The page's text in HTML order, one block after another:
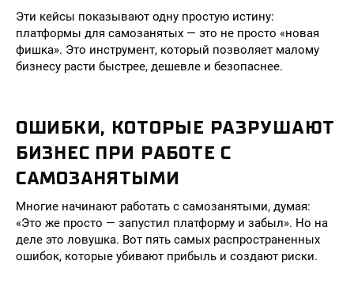
Эти кейсы показывают одну простую истину:
платформы для самозанятых — это не просто «новая
фишка». Это инструмент, который позволяет малому
бизнесу расти быстрее, дешевле и безопаснее.
ОШИБКИ, КОТОРЫЕ РАЗРУШАЮТ
БИЗНЕС ПРИ РАБОТЕ С
САМОЗАНЯТЫМИ
Многие начинают работать с самозанятыми, думая:
«Это же просто — запустил платформу и забыл». Но на
деле это ловушка. Вот пять самых распространенных
ошибок, которые убивают прибыль и создают риски.